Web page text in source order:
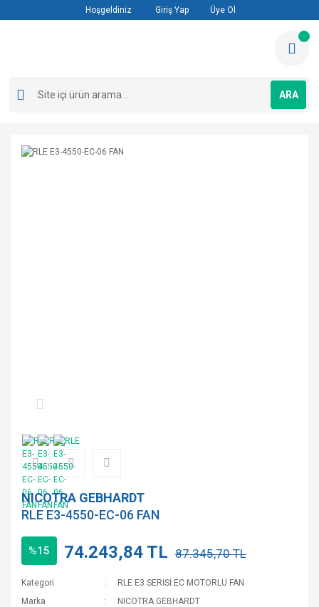
Hoşgeldiniz Giriş Yap Üye Ol
ARA
NICOTRA GEBHARDT
RLE E3-4550-EC-06 FAN
%15 74.243,84 TL 87.345,70 TL
Kategori
RLE E3 SERİSİ EC MOTORLU FAN
Marka
NICOTRA GEBHARDT